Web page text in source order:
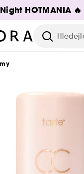
Night HOTMANIA 🔥
Hledat